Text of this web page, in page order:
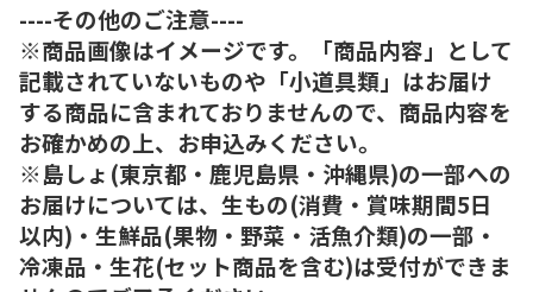
----その他のご注意----
※商品画像はイメージです。「商品内容」として
記載されていないものや「小道具類」はお届け
する商品に含まれておりませんので、商品内容を
お確かめの上、お申込みください。
※島しょ(東京都・鹿児島県・沖縄県)の一部への
お届けについては、生もの(消費・賞味期間5日
以内)・生鮮品(果物・野菜・活魚介類)の一部・
冷凍品・生花(セット商品を含む)は受付ができま